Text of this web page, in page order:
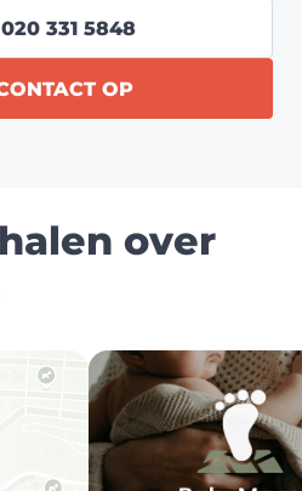
331 5848
OP
over